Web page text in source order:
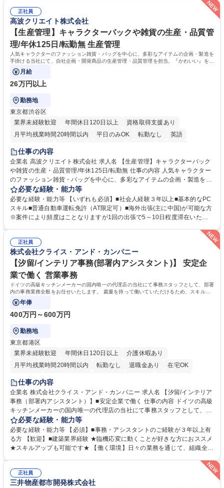
両立が可能 ■有給取得を積極的に推奨、年間10日程度の取得実績 ■1ヶ月
のOJTで業務を習得可能、未経験でもしっかりサポート 学歴・資格 学
歴：大学院 大学 高専 短大 語学力： 資格：
正社員
高波クリエイト株式会社
【生産管理】キャラクターバックや雑貨の生産・品質管
理/年休125日/転勤無 生産管理
人気キャラクターのファッション雑貨・バッグを中心に、多彩なアイテムの企画・製造を
手掛ける当社にて、自社企画・開発商品の生産管理・品質管理を担当。『かわいい』を届
けるやりがいのあるポジションです。
月給
26万円以上
勤務地
東京都渋谷区
業界未経験歓迎
年間休日120日以上
資格取得支援あり
月平均残業時間20時間以内
平日のみOK 転勤なし
英語
住宅手当あり
完全週休2日制
交通費支給 駅近5分以内 中国語 土日祝休み
仕事の内容
企業名 高波クリエイト株式会社 求人名 【生産管理】キャラクターバック
や雑貨の生産・品質管理/年休125日/転勤無 仕事の内容 人気キャラクター
のファッション雑貨・バッグを中心に、多彩なアイテムの企画・製造を手
掛ける当社にて、自社企画・開発商品の生産管理・品質管理を担当。『か
わいい』を届けるやりがいのあるポジションです。 有名ブランドやキャラ
クターライセンスを活用した商品の企画・開発・販売を行っています。企
画段階から納品まで、商品の製造に関わる全てのプロセスにおいて、生産
場へ見積依頼・価格交渉、サンプルの品質確認や検査の手配、ライセンス
元様とのやり取り、輸入関連の書類の管理、国内倉庫での品質チェック、
工場開拓などがございます。 募集職種 【生産管理】キャラクターバック
や雑貨の生産・品質管理/年休125日/転勤無
必要な経験・能力等
必要な経験・能力等 【いずれも必須】■社会人経験３年以上■基本的なPC
スキル■普通自動車運転免許（AT限定可）■海外出張(主に中国)が可能な方
※案件により頻度はことなりますが1回の出張で5～10日程度滞在いただ
め、『コツコツと実直に取り組める方』 ・工場やライセンス元を含む社内
外関係者と友好なコミュニケーションが取れる方 ※折衝は営業担当がメイ
ンで行います。 学歴・資格 学歴：大学院 大学 高専 短大 専修学校 高校 語
学力： 資格：
正社員
株式会社クライス・アンド・カンパニー
【汐留/インテリア事務(部署内アシスタント)】 安定企
業で働く 営業事務
ドイツの高級キッチンメーカーの国内唯一の代理店の当社にて事務スタッフとして、部署
内の事務業務全般をお任せいたします。 裁量を持って働いていただけるため、スキルア
ップも可能です。
年俸
400万円～600万円
勤務地
東京都港区
業界未経験歓迎
年間休日120日以上
介護休暇あり
月平均残業時間20時間以内
転勤なし 退職金あり
在宅OK
育休あり
完全週休2日制
駅近5分以内
土日祝休み
仕事の内容
企業名 株式会社クライス・アンド・カンパニー 求人名 【汐留/インテリア
事務（部署内アシスタント）】■安定企業で働く 仕事の内容 ドイツの高級
キッチンメーカーの国内唯一の代理店の当社にて事務スタッフとして、部
署内の事務業務全般をお任せいたします。 裁量を持って働いていただける
ため、スキルアップも可能です。 【部署内の事務業務全般】 ■サンプルの
仕分け・整理 ■電話応対 ■書類作成（会議資料、お客様宛請求書、支払書
類を取りまとめて経理へ提出等） ■ショールームアテンド・運営・予約業
インテリア事務（部署内アシスタント）】■安定企業で働く
必要な経験・能力等
必要な経験・能力等 【必須】■事務・アシスタントのご経験が３年以上有
る方 【歓迎】■建築業界経験 ★臨機応変に動くことが好きな方におススメ
★スキルアップも可能です★ 【働く環境】日々の業務を通じて、組織全体
ンスキルや問題解決能力が磨かれ、キャリアアップのチャンスも豊富。チ
ームとの協力や新しいアイデアを活かす場もあり、やりがいを感じながら
働けます。 【歓迎】 ■インテリアの業界のご経験が有る方■PCの作業に慣
正社員
三井物産都市開発株式会社